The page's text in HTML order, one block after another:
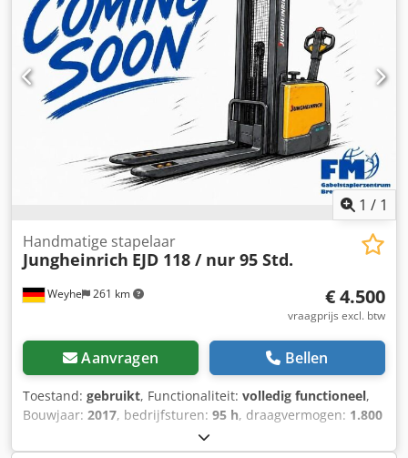
1 / 1
Weyhe 261 km
Handmatige stapelaar
Jungheinrich EJD 118 / nur 95 Std.
€ 4.500
vraagprijs excl. btw
Aanvragen Bellen
Toestand: gebruikt, Functionaliteit: volledig functioneel,
Bouwjaar: 2017, bedrijfsturen: 95 h, draagvermogen: 1.800
, brandstoftype:
masttype:Simplex, bouwhoogte:1.350 mm, aandrijftype: